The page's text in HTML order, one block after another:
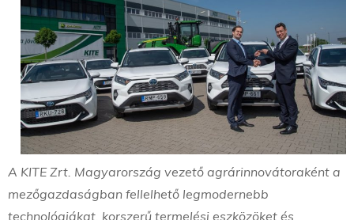
A KITE Zrt. Magyarország vezető agrárinnovátoraként a
mezőgazdaságban fellelhető legmodernebb
technológiákat, korszerű termelési eszközöket és